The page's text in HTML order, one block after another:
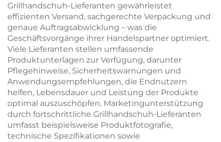
Grillhandschuh-Lieferanten gewährleistet
effizienten Versand, sachgerechte Verpackung und
genaue Auftragsabwicklung – was die
Geschäftsvorgänge ihrer Handelspartner optimiert.
Viele Lieferanten stellen umfassende
Produktunterlagen zur Verfügung, darunter
Pflegehinweise, Sicherheitswarnungen und
Anwendungsempfehlungen, die Endnutzern
helfen, Lebensdauer und Leistung der Produkte
optimal auszuschöpfen. Marketingunterstützung
durch fortschrittliche Grillhandschuh-Lieferanten
umfasst beispielsweise Produktfotografie,
technische Spezifikationen sowie